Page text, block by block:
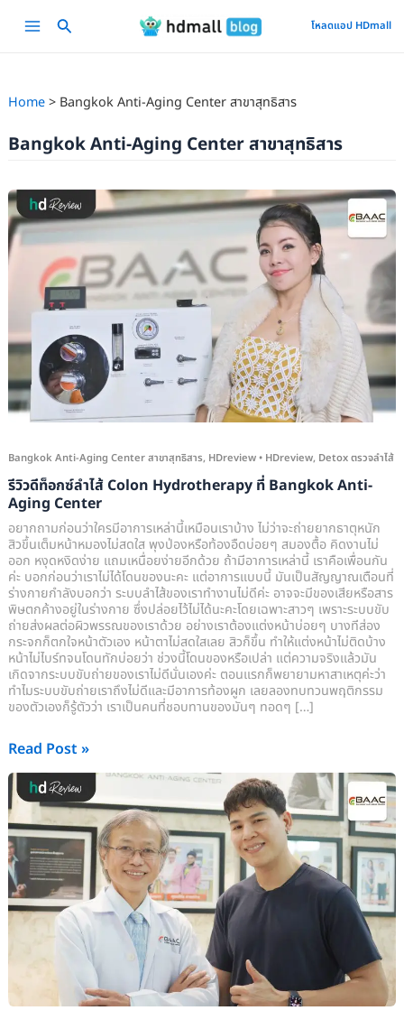
Main
โหลดแอป HDmall
Home Bangkok Anti-Aging Center สาขาสุทธิสาร
Bangkok Anti-Aging Center สาขาสุทธิสาร
Bangkok Anti-Aging Center สาขาสุทธิสาร, HDreview• HDreview, Detox ตรวจลำไส้
รีวิวดีท็อกซ์ลำไส้ Colon Hydrotherapy ที่ Bangkok Anti-
Aging Center
อยากถามก่อนว่าใครมีอาการเหล่านี้เหมือนเราบ้าง ไม่ว่าจะถ่ายยากธาตุหนัก
สิวขึ้นเต็มหน้าหมองไม่สดใส พุงป่องหรือท้องอืดบ่อยๆ สมองตื้อ คิดงานไม่
ออก หงุดหงิดง่าย แถมเหนื่อยง่ายอีกด้วย ถ้ามีอาการเหล่านี้ เราคือเพื่อนกัน
ค่ะ บอกก่อนว่าเราไม่ได้โดนของนะคะ แต่อาการแบบนี้ มันเป็นสัญญาณเตือนที่
ร่างกายกำลังบอกว่า ระบบลำไส้ของเราทำงานไม่ดีค่ะ อาจจะมีของเสียหรือสาร
พิษตกค้างอยู่ในร่างกาย ซึ่งปล่อยไว้ไม่ได้นะคะโดยเฉพาะสาวๆ เพราะระบบขับ
ถ่ายส่งผลต่อผิวพรรณของเราด้วย อย่างเราต้องแต่งหน้าบ่อยๆ บางทีส่อง
กระจกก็ตกใจหน้าตัวเอง หน้าตาไม่สดใสเลย สิวก็ขึ้น ทำให้แต่งหน้าไม่ติดบ้าง
หน้าไม่ไบร์ทจนโดนทักบ่อยว่า ช่วงนี้โดนของหรือเปล่า แต่ความจริงแล้วมัน
เกิดจากระบบขับถ่ายของเราไม่ดีนั่นเองค่ะ ตอนแรกก็พยายามหาสาเหตุค่ะว่า
ทำไมระบบขับถ่ายเราถึงไม่ดีและมีอาการท้องผูก เลยลองทบทวนพฤติกรรม
ของตัวเองก็รู้ตัวว่า เราเป็นคนที่ชอบทานของมันๆ ทอดๆ […]
รี
วิ
วดี
ท็
ลำไส้
Colon
Hydrotherapy
ที่
Bangkok
Aging
Center
Read Post »
รีวิว
ตรวจ
สุขภาพ
และ
ตรวจ
คัด
กรอง
ผู้ชาย